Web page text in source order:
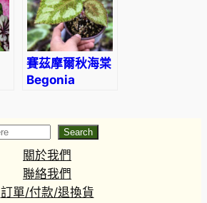
賽茲摩爾秋海棠
Begonia
Search
關於我們
聯絡我們
訂單/付款/退換貨